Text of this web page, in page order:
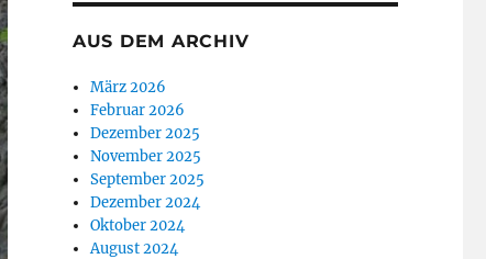
AUS DEM ARCHIV
März 2026
Februar 2026
Dezember 2025
November 2025
September 2025
Dezember 2024
Oktober 2024
August 2024